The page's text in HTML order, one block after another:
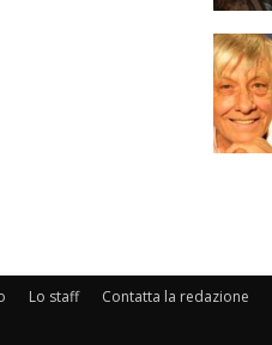
Lo staff Contatta la redazione